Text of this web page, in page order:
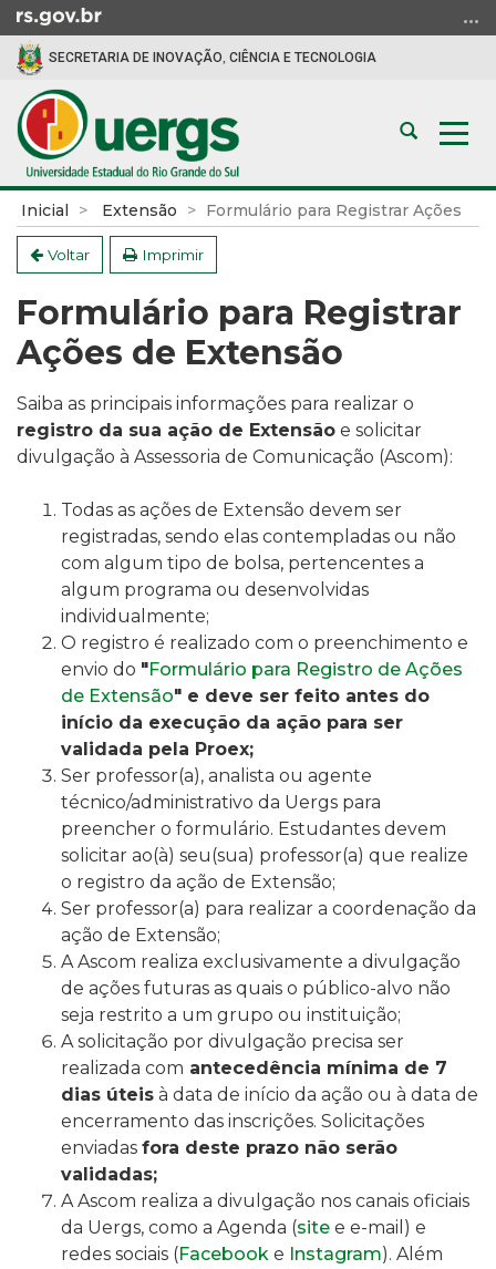
para
conteúdo
para
menu
para
busca
SECRETARIA DE INOVAÇÃO, CIÊNCIA E TECNOLOGIA
Abrir
busca
Início
do
conteúdo
Inicial Extensão Formulário para Registrar Ações
Voltar Imprimir
Formulário para Registrar
Ações de Extensão
Saiba as principais informações para realizar o
registro da sua ação de Extensão e solicitar
divulgação à Assessoria de Comunicação (Ascom):
Todas as ações de Extensão devem ser
registradas, sendo elas contempladas ou não
com algum tipo de bolsa, pertencentes a
algum programa ou desenvolvidas
individualmente;
O registro é realizado com o preenchimento e
envio do "Formulário para Registro de Ações
de Extensão" e deve ser feito antes do
início da execução da ação para ser
validada pela Proex;
Ser professor(a), analista ou agente
técnico/administrativo da Uergs para
preencher o formulário. Estudantes devem
solicitar ao(à) seu(sua) professor(a) que realize
o registro da ação de Extensão;
Ser professor(a) para realizar a coordenação da
ação de Extensão;
A Ascom realiza exclusivamente a divulgação
de ações futuras as quais o público-alvo não
seja restrito a um grupo ou instituição;
A solicitação por divulgação precisa ser
realizada com antecedência mínima de 7
dias úteis à data de início da ação ou à data de
encerramento das inscrições. Solicitações
enviadas fora deste prazo não serão
validadas;
A Ascom realiza a divulgação nos canais oficiais
da Uergs, como a Agenda (site e e-mail) e
redes sociais (Facebook e Instagram). Além